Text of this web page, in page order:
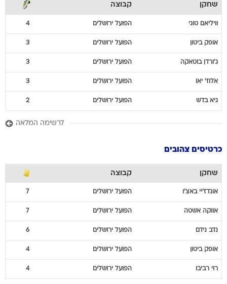
שחקן קבוצה
וויליאם טוגי הפועל ירושלים 4
אופק ביטון הפועל ירושלים 3
ג'ורדן בוטאקה הפועל ירושלים 3
אלוז' יאו הפועל ירושלים 3
גיא בדש הפועל ירושלים 2
לרשימה המלאה
כרטיסים צהובים
שחקן קבוצה
אונדז'יי באצ'ו הפועל ירושלים 7
אווקה אשטה הפועל ירושלים 7
נדב נידם הפועל ירושלים 6
אופק ביטון הפועל ירושלים 4
רוי רביבו הפועל ירושלים 4